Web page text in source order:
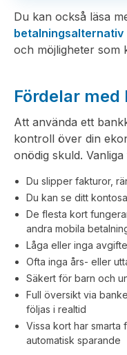
Du kan också läsa
betalningsalternativ
och möjligheter som
Fördelar
Att använda ett
kontroll över din
onödig skuld.
Du slipper fakturor,
Du kan se ditt
De flesta kort
andra mobila
Låga eller inga
Ofta inga års- eller
Säkert för barn och
Full översikt via
följas i realtid
Vissa kort har smarta
automatisk sparande